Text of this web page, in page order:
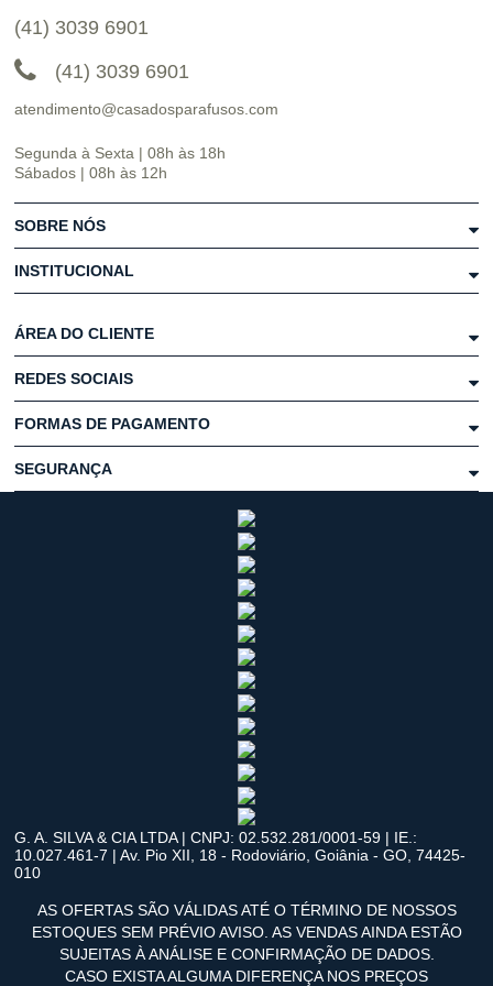
(41) 3039 6901
(41) 3039 6901
atendimento@casadosparafusos.com
Segunda à Sexta | 08h às 18h
Sábados | 08h às 12h
SOBRE NÓS
INSTITUCIONAL
ÁREA DO CLIENTE
REDES SOCIAIS
FORMAS DE PAGAMENTO
SEGURANÇA
G. A. SILVA & CIA LTDA | CNPJ: 02.532.281/0001-59 | IE.:
10.027.461-7 | Av. Pio XII, 18 - Rodoviário, Goiânia - GO, 74425-
010
AS OFERTAS SÃO VÁLIDAS ATÉ O TÉRMINO DE NOSSOS
ESTOQUES SEM PRÉVIO AVISO. AS VENDAS AINDA ESTÃO
SUJEITAS À ANÁLISE E CONFIRMAÇÃO DE DADOS.
CASO EXISTA ALGUMA DIFERENÇA NOS PREÇOS